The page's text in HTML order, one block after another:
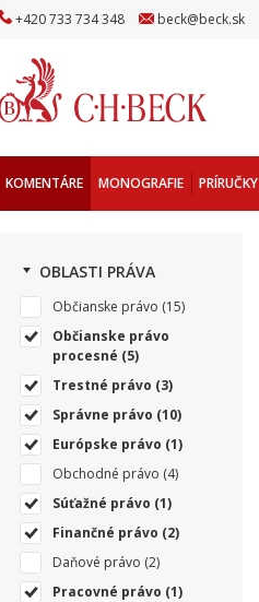
+420733 734348 beck@beck.sk
KOMENTÁRE MONOGRAFIE PRÍRUČKY
OBLASTI PRÁVA
Občianske právo (15)
Občianske právo
procesné (5)
Trestné právo (3)
Správne právo (10)
Európske právo (1)
Obchodné právo (4)
Súťažné právo (1)
Finančné právo (2)
Daňové právo (2)
Pracovné právo (1)